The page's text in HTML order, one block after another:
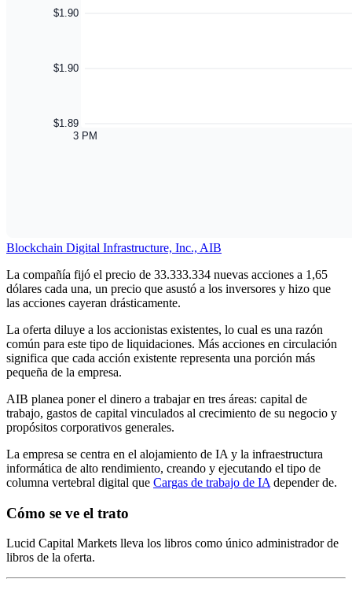
Blockchain Digital Infrastructure, Inc., AIB
La compañía fijó el precio de 33.333.334 nuevas acciones a 1,65
dólares cada una, un precio que asustó a los inversores y hizo que
las acciones cayeran drásticamente.
La oferta diluye a los accionistas existentes, lo cual es una razón
común para este tipo de liquidaciones. Más acciones en circulación
significa que cada acción existente representa una porción más
pequeña de la empresa.
AIB planea poner el dinero a trabajar en tres áreas: capital de
trabajo, gastos de capital vinculados al crecimiento de su negocio y
propósitos corporativos generales.
La empresa se centra en el alojamiento de IA y la infraestructura
informática de alto rendimiento, creando y ejecutando el tipo de
columna vertebral digital que Cargas de trabajo de IA depender de.
Cómo se ve el trato
Lucid Capital Markets lleva los libros como único administrador de
libros de la oferta.